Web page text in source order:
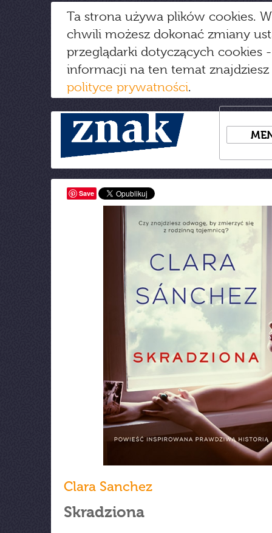
Ta strona używa plików cookies.
chwili możesz dokonać zmiany
przeglądarki dotyczących cookies
informacji na ten temat
polityce prywatności.
Save
Clara Sanchez
Skradziona